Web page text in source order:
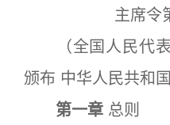
主席令
（全国人民代表
颁布 中华人民共和
第一章 总则